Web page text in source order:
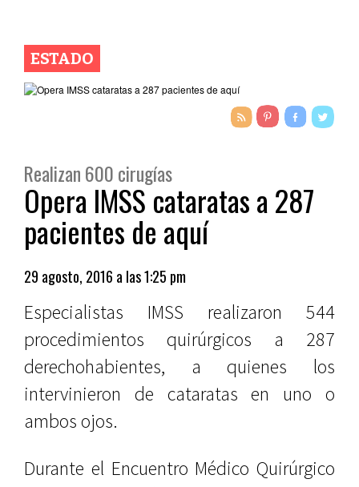
ESTADO
Realizan 600 cirugías
Opera IMSS cataratas a 287
pacientes de aquí
29 agosto, 2016 a las 1:25 pm
Especialistas IMSS realizaron 544
procedimientos quirúrgicos a 287
derechohabientes, a quienes los
intervinieron de cataratas en uno o
ambos ojos.
Durante el Encuentro Médico Quirúrgico